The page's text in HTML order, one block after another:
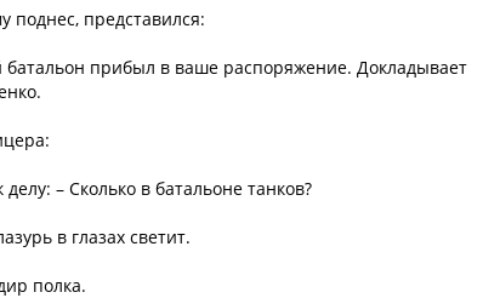
поднес, представился:
прибыл в ваше распоряжение. Докладывает
– Сколько в батальоне танков?
в глазах светит.
полка.